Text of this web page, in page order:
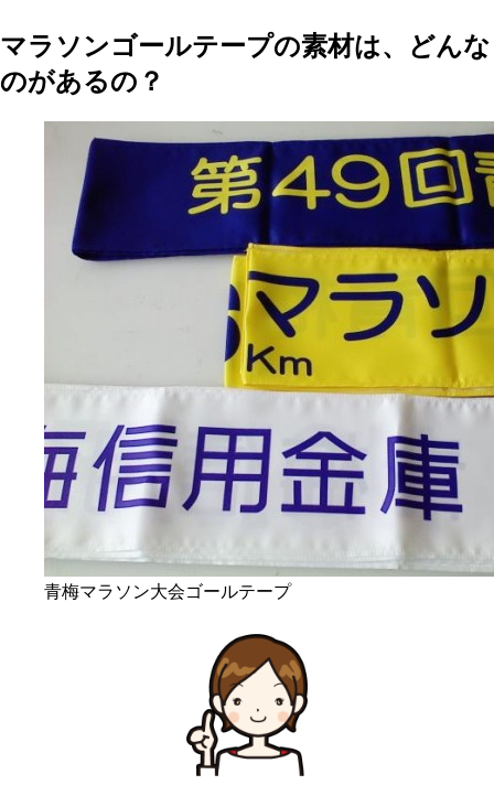
マラソンゴールテープの素材は、どんな
のがあるの？
青梅マラソン大会ゴールテープ